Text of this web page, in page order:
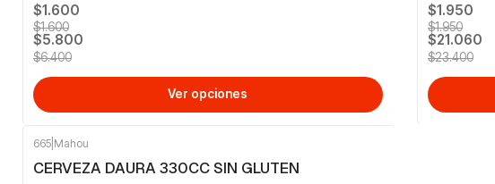
$1.600
$1.600
$5.800
$6.400
Ver opciones
$1.950
$1.950
$21.060
$23.400
665 Mahou
CERVEZA DAURA 330CC SIN GLUTEN